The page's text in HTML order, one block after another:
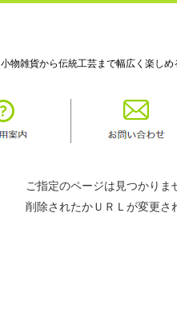
小物雑貨から伝統工芸まで幅広く楽しめ
ご指定のページは見つかりま
削除されたかＵＲＬが変更さ